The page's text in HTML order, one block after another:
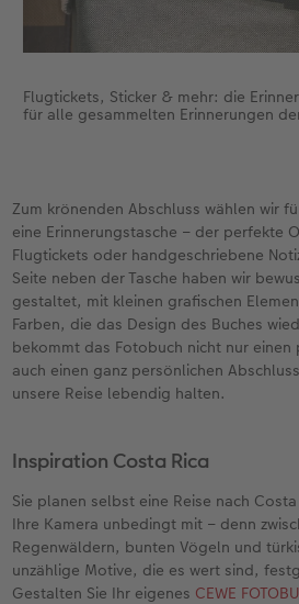
Flugtickets, Sticker & mehr: die
für alle gesammelten Erinnerungen
Zum krönenden Abschluss wählen wir
eine Erinnerungstasche – der perfekte
Flugtickets oder handgeschriebene
Seite neben der Tasche haben wir
gestaltet, mit kleinen grafischen
Farben, die das Design des Buches
bekommt das Fotobuch nicht nur einen
auch einen ganz persönlichen
unsere Reise lebendig halten.
Inspiration Costa Rica
Sie planen selbst eine Reise nach
Ihre Kamera unbedingt mit – denn
Regenwäldern, bunten Vögeln und
unzählige Motive, die es wert sind,
Gestalten Sie Ihr eigenes CEWE